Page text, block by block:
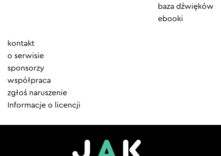
baza dźwięków
ebooki
Element
menu
kontakt
o serwisie
sponsorzy
współpraca
zgłoś naruszenie
Informacje o licencji